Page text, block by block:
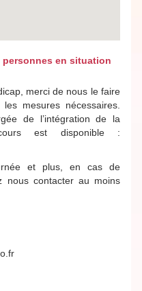
en situation
merci de nous le faire
mesures nécessaires.
de l’intégration de la
est disponible :
et plus, en cas de
nous contacter au moins